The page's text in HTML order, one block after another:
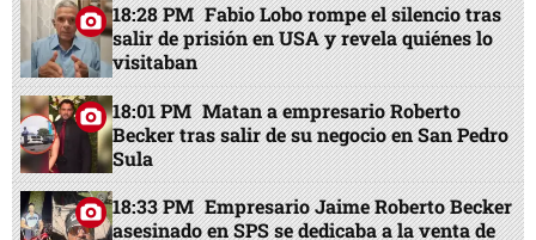
18:28 PM Fabio Lobo rompe el silencio tras
salir de prisión en USA y revela quiénes lo
visitaban
18:01 PM Matan a empresario Roberto
Becker tras salir de su negocio en San Pedro
Sula
18:33 PM Empresario Jaime Roberto Becker
asesinado en SPS se dedicaba a la venta de